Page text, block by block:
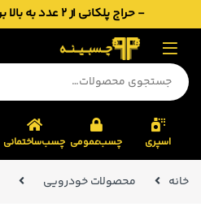
- حراج پلکانی از 2 عدد به بالا بر روی تمامی محصولات -
Skip to navigation
Skip to content
جستجو برای:
اسپری چسب‌عمومی چسب‌ساختمانی
خانه محصولات خودرویی